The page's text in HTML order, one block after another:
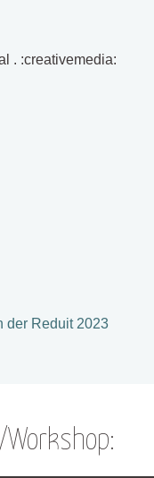
. :creativemedia:
der Reduit 2023